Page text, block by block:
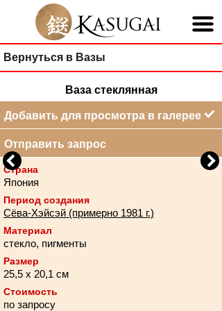
Вернуться в Вазы
Ваза стеклянная
Previous Next
Добавить для просмотра в галерее
Отправить запрос
Страна
Япония
Период создания
Сёва-Хэйсэй (примерно 1981 г.)
Материал
стекло, пигменты
Размер
25,5 х 20,1 см
Стоимость
по запросу